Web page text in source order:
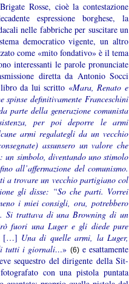
Rosse, cioè la contestazione
espressione borghese, la
nelle fabbriche per suscitare un
democratico vigente, un altro
come «mito fondativo» è il tema
interessanti le parole pronunciate
diretta da Antonio Socci
da lui scritto «Mara, Renato e
spinse definitivamente Franceschini
parte della generazione comunista
per poi deporre le armi
armi regalategli da un vecchio
assunsero un valore che
un simbolo, diventando uno stimolo
all’affermazione del comunismo.
a trovare un vecchio partigiano col
gli disse: “So che parti. Vorrei
i miei consigli, ora, potrebbero
Si trattava di una Browning di un
fuori una Luger e gli diede pure
[…] Una di quelle armi, la Luger,
tutti i giornali…» (6)e esattamente
sequestro del dirigente della Sit-
con una pistola puntata